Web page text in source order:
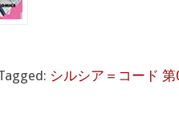
シルシア＝コード